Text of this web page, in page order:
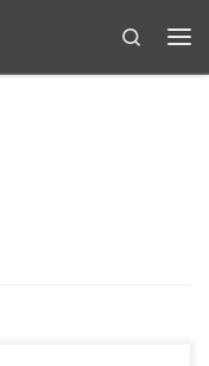
Search